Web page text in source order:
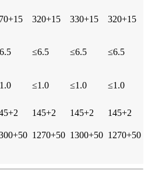
320+15 330+15 320+15
≤6.5 ≤6.5 ≤6.5
≤1.0 ≤1.0 ≤1.0
145+2 145+2
145+2
1270+50 1300+50 1270+50